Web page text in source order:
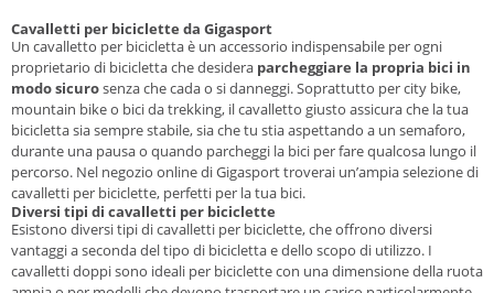
Cavalletti per biciclette da Gigasport
Un cavalletto per bicicletta è un accessorio indispensabile per ogni
proprietario di bicicletta che desidera parcheggiare la propria bici in
modo sicurosenza che cada o si danneggi. Soprattutto per city bike,
mountain bike o bici da trekking, il cavalletto giusto assicura che la tua
bicicletta sia sempre stabile, sia che tu stia aspettando a un semaforo,
durante una pausa o quando parcheggi la bici per fare qualcosa lungo il
percorso. Nel negozio online di Gigasport troverai un’ampia selezione di
cavalletti per biciclette, perfetti per la tua bici.
Diversi tipi di cavalletti per biciclette
Esistono diversi tipi di cavalletti per biciclette, che offrono diversi
vantaggi a seconda del tipo di bicicletta e dello scopo di utilizzo. I
cavalletti doppi sono ideali per biciclette con una dimensione della ruota